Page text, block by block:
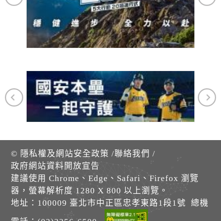
© 隱私權及網站安全政策 /聯絡我們 /
政府網站資料開放宣告
建議使用 Chrome、Edge、Safari、Firefox 瀏覽
器，螢幕解析度 1280 X 800 以上瀏覽。
地址：100009 臺北市中正區忠孝東路1段1號 總機